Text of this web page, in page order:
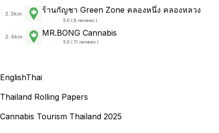
2.3km ร้านกัญชา Green Zone คลองหนึ่ง คลองหลวง
5.0 ( 8 reviews )
2.4km MR.BONG Cannabis
5.0 ( 11 reviews )
EnglishThai
Thailand Rolling Papers
Cannabis Tourism Thailand 2025